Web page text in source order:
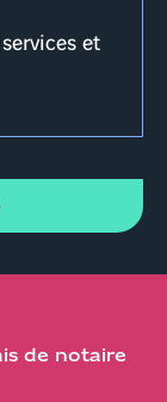
et
de notaire